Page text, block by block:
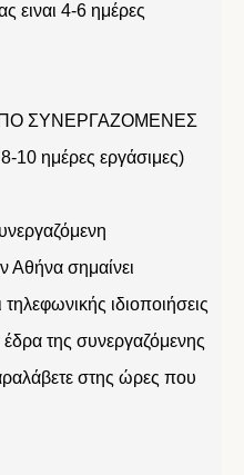
ειναι 4-6 ημέρες
ΣΥΝΕΡΓΑΖΟΜΕΝΕΣ
ημέρες εργάσιμες)
Αθήνα σημαίνει
ιδιοποιήσεις
έδρα της συνεργαζόμενης
στης ώρες που